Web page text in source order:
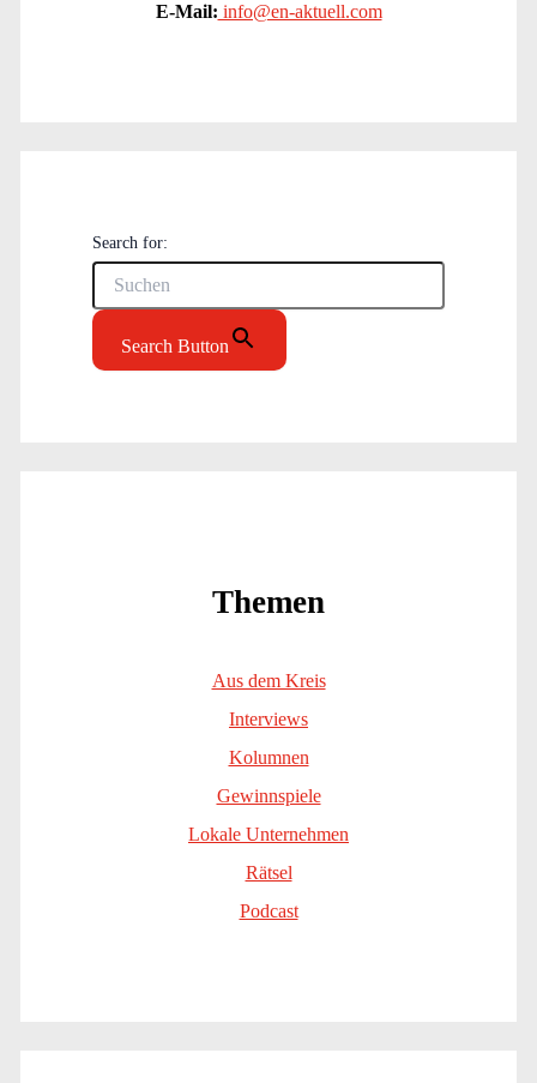
E-Mail: info@en-aktuell.com
Search for:
Search Button
Themen
Aus dem Kreis
Interviews
Kolumnen
Gewinnspiele
Lokale Unternehmen
Rätsel
Podcast